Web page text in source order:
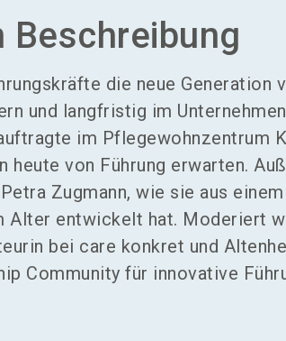
Beschreibung
die neue Generation
und langfristig im
im Pflegewohnzentrum
heute von Führung erwarten.
Zugmann, wie sie aus
Alter entwickelt hat. Moderiert
bei care konkret und
Community für innovative